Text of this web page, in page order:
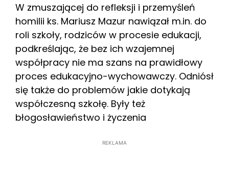
W zmuszającej do refleksji i przemyśleń
homilii ks. Mariusz Mazur nawiązał m.in. do
roli szkoły, rodziców w procesie edukacji,
podkreślając, że bez ich wzajemnej
współpracy nie ma szans na prawidłowy
proces edukacyjno-wychowawczy. Odniósł
się także do problemów jakie dotykają
współczesną szkołę. Były też
błogosławieństwo i życzenia
REKLAMA